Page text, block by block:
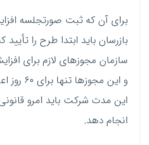
برای آن که ثبت صورتجلسه
بازرسان باید ابتدا طرح را تأیید
سازمان مجوز‌های لازم برای
و این
این مدت شرکت باید امرو
انجام دهد.